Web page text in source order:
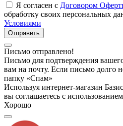
Я согласен с Договором
обработку своих персональных
Условиями
Отправить
Письмо отправлено!
Письмо для подтверждения
вам на почту. Если письмо долго
папку «Спам»
Используя интернет-магазин
вы соглашаетесь с использованием
Хорошо